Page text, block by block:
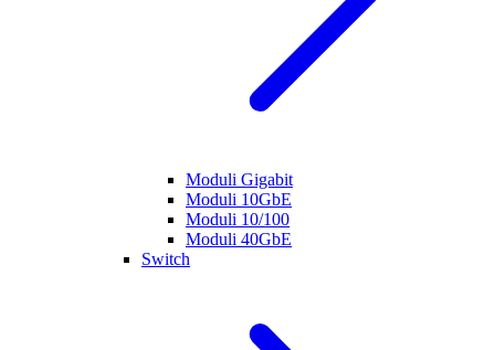
Moduli Gigabit
Moduli 10GbE
Moduli 10/100
Moduli 40GbE
Switch